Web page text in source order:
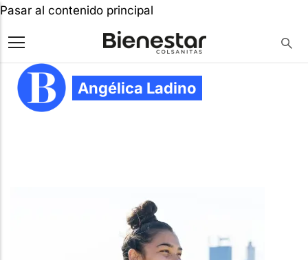
Pasar al contenido principal
Angélica Ladino